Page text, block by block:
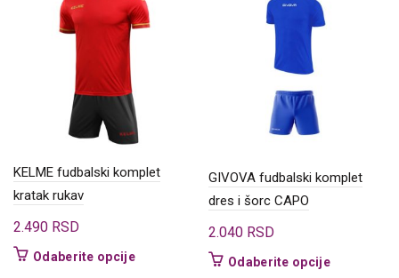
KELME fudbalski komplet
kratak rukav
2.490 RSD
Odaberite opcijeOvaj
GIVOVA fudbalski komplet
dres i šorc CAPO
2.040 RSD
Odaberite opcijeOvaj